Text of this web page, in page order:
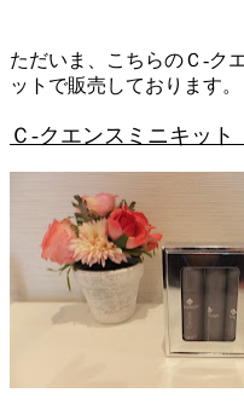
ただいま、こちらのＣ-ク
ットで販売しております。
Ｃ-クエンスミニキット